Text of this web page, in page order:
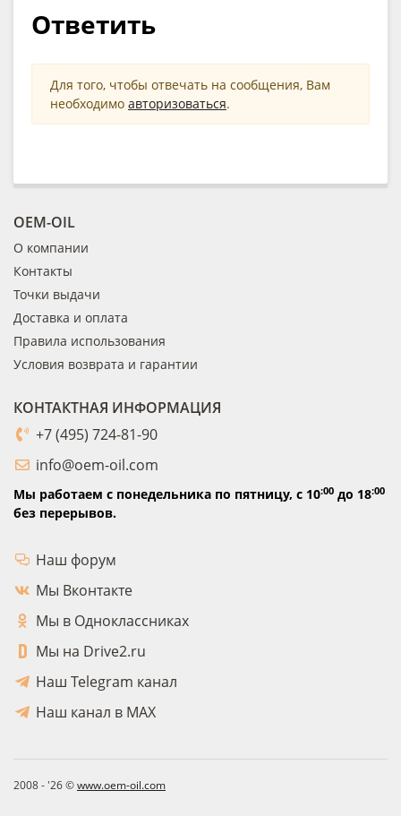
Ответить
Для того, чтобы отвечать на сообщения, Вам
необходимо авторизоваться.
OEM-OIL
О компании
Контакты
Точки выдачи
Доставка и оплата
Правила использования
Условия возврата и гарантии
КОНТАКТНАЯ ИНФОРМАЦИЯ
+7 (495) 724-81-90
info@oem-oil.com
Мы работаем с понедельника по пятницу, с 10:00 до 18:00
без перерывов.
Наш форум
Мы Вконтакте
Мы в Одноклассниках
Мы на Drive2.ru
Наш Telegram канал
Наш канал в MAX
2008 - '26 ©www.oem-oil.com